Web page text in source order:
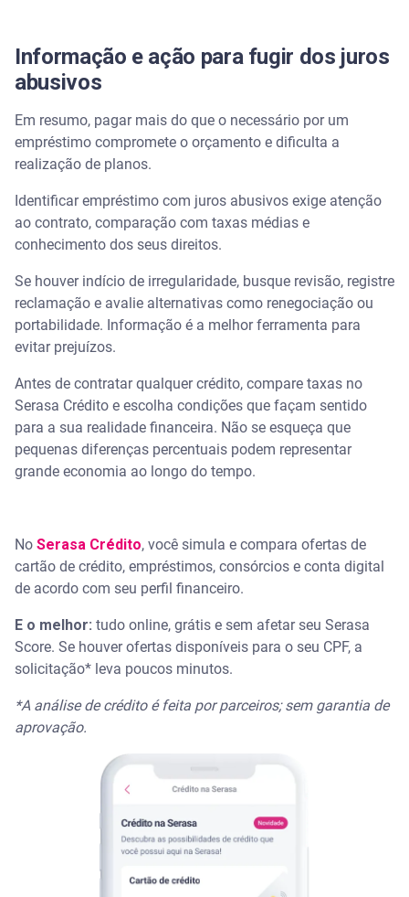
Informação e ação para fugir dos juros
abusivos
Em resumo, pagar mais do que o necessário por um
empréstimo compromete o orçamento e dificulta a
realização de planos.
Identificar empréstimo com juros abusivos exige atenção
ao contrato, comparação com taxas médias e
conhecimento dos seus direitos.
Se houver indício de irregularidade, busque revisão, registre
reclamação e avalie alternativas como renegociação ou
portabilidade. Informação é a melhor ferramenta para
evitar prejuízos.
Antes de contratar qualquer crédito, compare taxas no
Serasa Crédito e escolha condições que façam sentido
para a sua realidade financeira. Não se esqueça que
pequenas diferenças percentuais podem representar
grande economia ao longo do tempo.
No Serasa Crédito, você simula e compara ofertas de
cartão de crédito, empréstimos, consórcios e conta digital
de acordo com seu perfil financeiro.
E o melhor: tudo online, grátis e sem afetar seu Serasa
Score. Se houver ofertas disponíveis para o seu CPF, a
solicitação* leva poucos minutos.
*A análise de crédito é feita por parceiros; sem garantia de
aprovação.